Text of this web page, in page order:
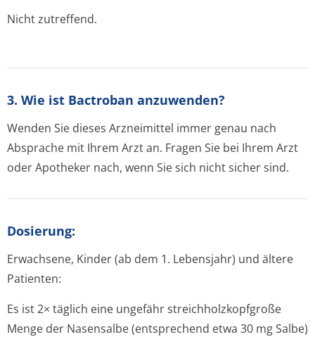
Nicht zutreffend.
3. Wie ist Bactroban anzuwenden?
Wenden Sie dieses Arzneimittel immer genau nach
Absprache mit Ihrem Arzt an. Fragen Sie bei Ihrem Arzt
oder Apotheker nach, wenn Sie sich nicht sicher sind.
Dosierung:
Erwachsene, Kinder (ab dem 1. Lebensjahr) und ältere
Patienten:
Es ist 2× täglich eine ungefähr streichholzkop­fgroße
Menge der Nasensalbe (entsprechend etwa 30 mg Salbe)